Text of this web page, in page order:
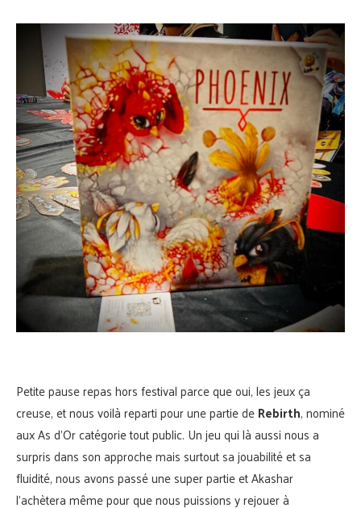
Petite pause repas hors festival parce que oui, les jeux ça
creuse, et nous voilà reparti pour une partie deRebirth, nominé
aux As d’Or catégorie tout public. Un jeu qui là aussi nous a
surpris dans son approche mais surtout sa jouabilité et sa
fluidité, nous avons passé une super partie et Akashar
l’achètera même pour que nous puissions y rejouer à